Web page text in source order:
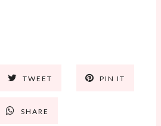
TWEET PIN IT
SHARE